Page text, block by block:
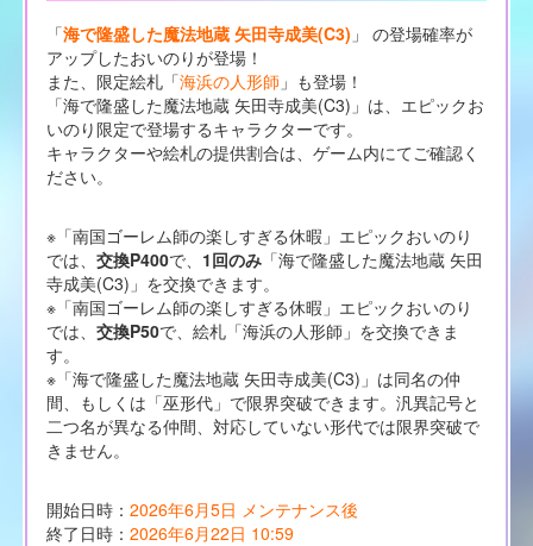
「海で隆盛した魔法地蔵 矢田寺成美(C3) 」 の登場確率が
アップしたおいのりが登場！
また、限定絵札「海浜の人形師 」も登場！
「海で隆盛した魔法地蔵 矢田寺成美(C3)」は、エピックお
いのり限定で登場するキャラクターです。
キャラクターや絵札の提供割合は、ゲーム内にてご確認く
ださい。
※「南国ゴーレム師の楽しすぎる休暇」エピックおいのり
では、 交換P400で、 1回のみ「海で隆盛した魔法地蔵 矢田
寺成美(C3)」を交換できます。
※「南国ゴーレム師の楽しすぎる休暇」エピックおいのり
では、 交換P50で、絵札「海浜の人形師」を交換できま
す。
※「海で隆盛した魔法地蔵 矢田寺成美(C3)」は同名の仲
間、もしくは「巫形代」で限界突破できます。汎異記号と
二つ名が異なる仲間、対応していない形代では限界突破で
きません。
開始日時： 2026年6月5日 メンテナンス後
終了日時： 2026年6月22日 10:59